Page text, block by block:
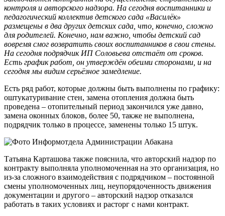
контроля и авторского надзора. На сегодня воспитанники и
педагогический коллектив детского сада «Василёк»
размещены в два других детских сада, что, конечно, сложно
для родителей. Конечно, нам важно, чтобы детский сад
вовремя смог возвратить своих воспитанников в свои стены.
На сегодня подрядчик ИП Соловьева отстаёт от сроков.
Есть график работ, он утверждён обеими сторонами, и на
сегодня мы видим серьёзное замедление.
Есть ряд работ, которые должны быть выполнены по графику:
оштукатуривание стен, замена отопления должна быть
проведена – отопительный период закончился уже давно,
замена оконных блоков, более 50, также не выполнена,
подрядчик только в процессе, заменены только 15 штук.
Татьяна Карташова также пояснила, что авторский надзор по
контракту выполняла уполномоченная на это организация, но
из-за сложного взаимодействия с подрядчиком – постоянной
смены уполномоченных лиц, неупорядоченность движения
документации и другого – авторский надзор отказался
работать в таких условиях и расторг с нами контракт.